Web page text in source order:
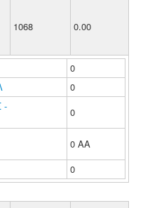
1068 0.00
0
0
-
0
0 ΑΑ
0